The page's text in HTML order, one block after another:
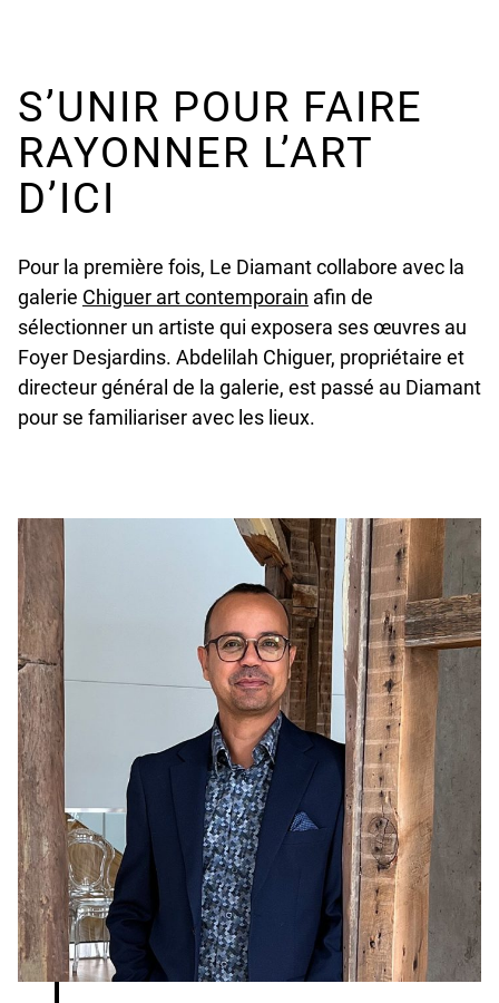
S’UNIR POUR FAIRE
RAYONNER L’ART
D’ICI
Pour la première fois, Le Diamant collabore avec la
galerie Chiguer art contemporain undefined
afin de
sélectionner un artiste qui exposera ses œuvres au
Foyer Desjardins. Abdelilah Chiguer, propriétaire et
directeur général de la galerie, est passé au Diamant
pour se familiariser avec les lieux.